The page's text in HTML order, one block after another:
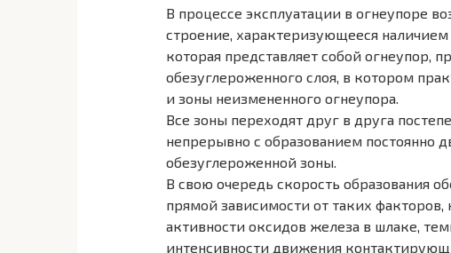
В процессе эксплуатации в огнеупоре
строение, характеризующееся
которая представляет собой огнеупор,
обезуглероженного слоя, в котором
и зоны неизмененного огнеупора.
Все зоны переходят друг в друга
непрерывно с образованием постоянно
обезуглероженной зоны.
В свою очередь скорость образования
прямой зависимости от таких
активности оксидов железа в шлаке,
интенсивности движения